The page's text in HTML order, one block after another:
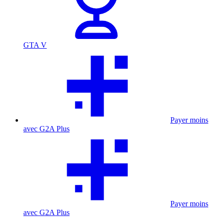
GTA V
Payer moins
avec G2A Plus
Payer moins
avec G2A Plus